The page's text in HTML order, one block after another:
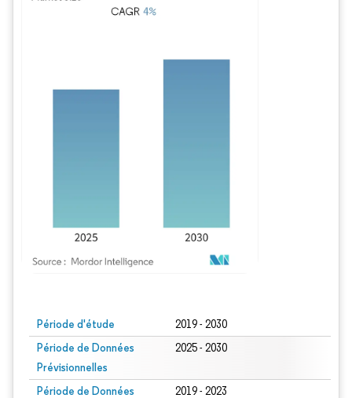
Période d'étude 2019 - 2030
Période de Données
Prévisionnelles
2025 - 2030
Période de Données
2019 - 2023